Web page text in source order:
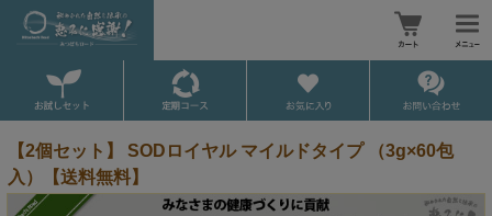
【2個セット】 SODロイヤル マイルドタイプ （3g×60包
入）【送料無料】